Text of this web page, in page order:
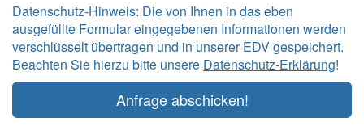
Datenschutz-Hinweis: Die von Ihnen in das eben
ausgefüllte Formular eingegebenen Informationen werden
verschlüsselt übertragen und in unserer EDV gespeichert.
Beachten Sie hierzu bitte unsere Datenschutz-Erklärung!
Anfrage abschicken!